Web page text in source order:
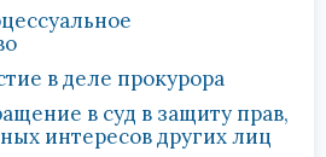
в деле прокурора
в суд в защиту прав,
интересов других лиц